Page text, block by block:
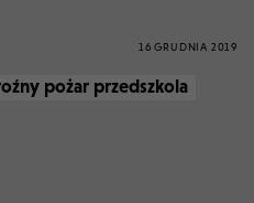
16 GRUDNIA 2019
pożar przedszkola